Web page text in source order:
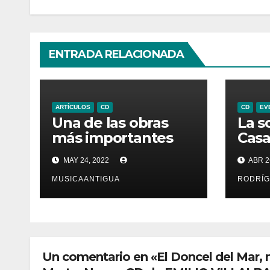
ENTRADA RELACIONADA
ARTÍCULOS CD
Una de las obras
más importantes
sobre la Edad Media
en el Languedoc
MAY 24, 2022
MUSICAANTIGUA
CD
La
en
de
ABR
Un comentario en «El Doncel del